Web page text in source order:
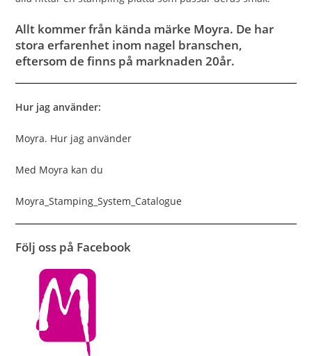
Allt kommer från kända märke Moyra. De har
stora erfarenhet inom nagel branschen,
eftersom de finns på marknaden 20år.
Hur jag använder:
Moyra. Hur jag använder
Med Moyra kan du
Moyra_Stamping_System_Catalogue
Följ oss på Facebook